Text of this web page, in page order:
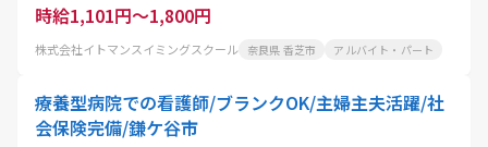
時給1,101円～1,800円
株式会社イトマンスイミングスクール 奈良県 香芝市 アルバイト・パート
療養型病院での看護師/ブランクOK/主婦主夫活躍/社
会保険完備/鎌ケ谷市